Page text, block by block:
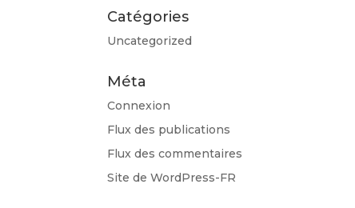
Catégories
Uncategorized
Méta
Connexion
Flux des publications
Flux des commentaires
Site de WordPress-FR